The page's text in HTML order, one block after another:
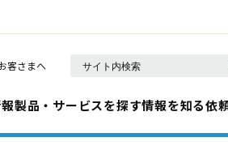
客さまへ
製品・サービスを探す情報を知る依